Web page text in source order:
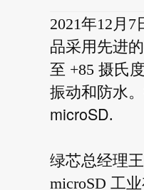
2021年12月
品采用先进
至 +85 摄氏
振动和防水
microSD.
绿芯总经理
microSD 工